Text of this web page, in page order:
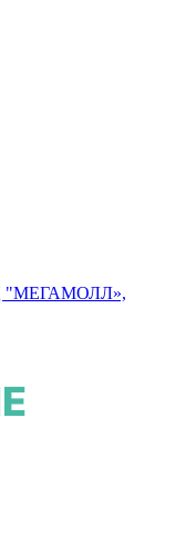
"МЕГАМОЛЛ»,